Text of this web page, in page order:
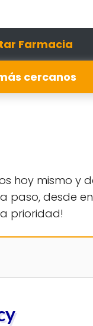
Farmacia
cercanos
hoy mismo y
desde
prioridad!